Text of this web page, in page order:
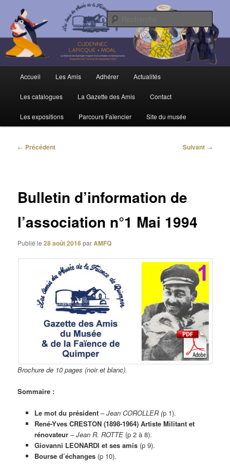
contenu
principalAmis du Musée et de la Faïence de
Quimper
Trois siècles de tradition faïencière
principal
Accueil Les Amis Adhérer Actualités
Les catalogues La Gazette des Amis Contact
Les expositions Parcours Faïencier Site du musée
Navigation
← Précédent Suivant →
Bulletin d’information de
l’association n°1 Mai 1994
Publié le28 août 2016parAMFQ
Brochure de 10 pages (noir et blanc).
Sommaire :
Le mot du président–Jean COROLLER (p 1).
René-Yves CRESTON (1898-1964) Artiste Militant et
rénovateur–Jean R. ROTTE(p 2 à 8).
Giovanni LEONARDI et ses amis(p 9).
Bourse d’échanges (p 10).